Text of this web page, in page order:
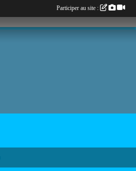
Participer au site :